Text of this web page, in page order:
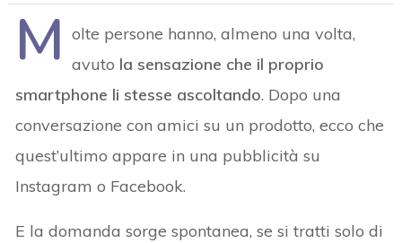
M olte persone hanno, almeno una volta,
avuto la sensazione che il proprio
smartphone li stesse ascoltando. Dopo una
conversazione con amici su un prodotto, ecco che
quest’ultimo appare in una pubblicità su
Instagram o Facebook.
E la domanda sorge spontanea, se si tratti solo di